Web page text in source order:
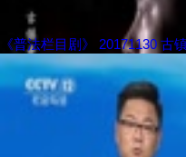
《普法栏目剧》 20171130 古